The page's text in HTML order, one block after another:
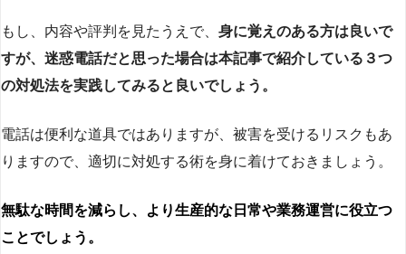
もし、内容や評判を見たうえで、 身に覚えのある方は良いで
すが、迷惑電話だと思った場合は本記事で紹介している３つ
の対処法を実践してみると良いでしょう。
電話は便利な道具ではありますが、被害を受けるリスクもあ
りますので、適切に対処する術を身に着けておきましょう。
無駄な時間を減らし、より生産的な日常や業務運営に役立つ
ことでしょう。